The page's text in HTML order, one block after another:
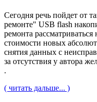
Сегодня речь пойдет от
ремонте" USB flash
ремонта
стоимости новых
снятия данных с
за отсутствия у автора
.
( читать дальше... )